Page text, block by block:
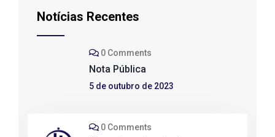
Notícias Recentes
0 Comments
Nota Pública
5 de outubro de 2023
0 Comments